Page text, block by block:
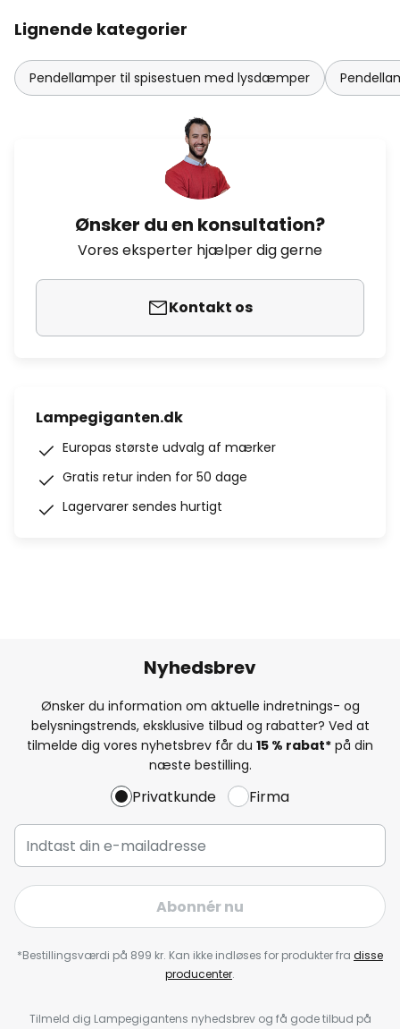
Lignende kategorier
Pendellamper til spisestuen med lysdæmper
Ønsker du en konsultation?
Vores eksperter hjælper dig gerne
Kontakt os
Lampegiganten.dk
Europas største udvalg af mærker
Gratis retur inden for 50 dage
Lagervarer sendes hurtigt
Nyhedsbrev
Ønsker du information om aktuelle indretnings- og
belysningstrends, eksklusive tilbud og rabatter? Ved at
tilmelde dig vores nyhetsbrev får du 15 % rabat* på din
næste bestilling.
Privatkunde Firma
Abonnér nu
*Bestillingsværdi på 899 kr. Kan ikke indløses for produkter fra disse
producenter.
Tilmeld dig Lampegigantens nyhedsbrev og få gode tilbud på